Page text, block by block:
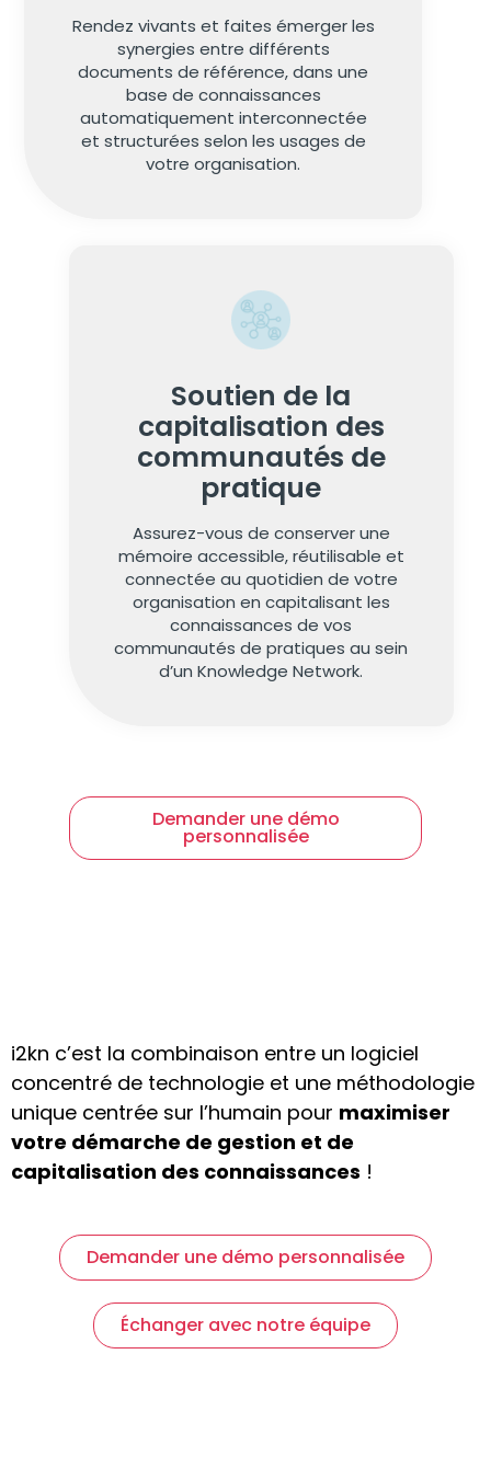
Rendez vivants et faites émerger les
synergies entre différents
documents de référence, dans une
base de connaissances
automatiquement interconnectée
et structurées selon les usages de
votre organisation.
Soutien de la
capitalisation des
communautés de
pratique
Assurez-vous de conserver une
mémoire accessible, réutilisable et
connectée au quotidien de votre
organisation en capitalisant les
connaissances de vos
communautés de pratiques au sein
d’un Knowledge Network.
Demander une démo
personnalisée
i2kn c’est la combinaison entre un logiciel
concentré de technologie et une méthodologie
unique centrée sur l’humain pour maximiser
votre démarche de gestion et de
capitalisation des connaissances !
Demander une démo personnalisée
Échanger avec notre équipe